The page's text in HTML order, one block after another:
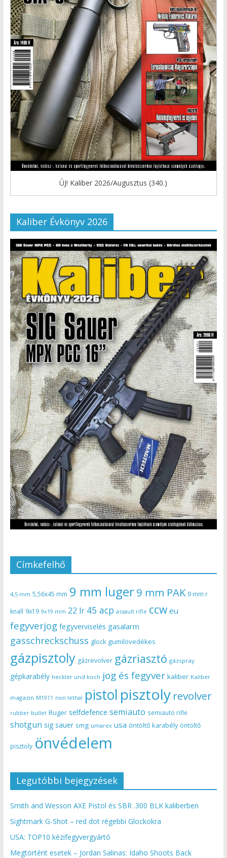
ÚJ! Kaliber 2026/Augusztus (340.)
Kaliber Évkönyv 2026
Címkefelhő
4,5 mm 5,56x45 mm 9 mm luger9 mm PAK 9 mm r
knall 9x19 9x19 mm 22 lr 45 acp assault rifle ccw eu
fegyverjog fegyverviselés gasalarm
gasschreckschuss glock gumilövedékes
gázpisztoly gázrevolver gázriasztó gázspray
gépkarabély heckler und koch jog és fegyver kaliber Kaliber
magazin M1911 non lethal pistol pisztoly revolver
rubber bullet Ruger selfdefence semiauto semiauto rifle
shotgun sig sauer smg umarex usa öntöltő karabély öntöltő
pisztoly önvédelem
Legutóbbi bejegyzések
Smith and Wesson AXE Pistol és SBR .300 BLK kaliberben
Sightmark G-Shot – red dot régebbi Glockokra
USA: TOP10 kézifegyvergyártó
Megtörtént esetek – Jordan Salinas: Idaho Shoots Back